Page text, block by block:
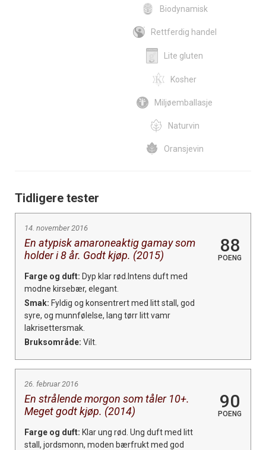
Biodynamisk
Rettferdig handel
Lite gluten
Kosher
Miljøemballasje
Naturvin
Oransjevin
Tidligere tester
14. november 2016
En atypisk amaroneaktig gamay som
holder i 8 år. Godt kjøp. (2015)
88
POENG
Farge og duft: Dyp klar rød.Intens duft med
modne kirsebær, elegant.
Smak: Fyldig og konsentrert med litt stall, god
syre, og munnfølelse, lang tørr litt vamr
lakrisettersmak.
Bruksområde: Vilt.
26. februar 2016
En strålende morgon som tåler 10+.
Meget godt kjøp. (2014)
90
POENG
Farge og duft: Klar ung rød. Ung duft med litt
stall, jordsmonn, moden bærfrukt med god